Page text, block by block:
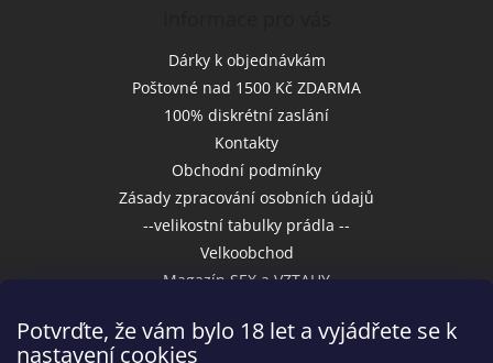
Potvrďte, že vám bylo 18 let a vyjádřete se k
nastavení cookies
Dárky k objednávkám
Poštovné nad 1500 Kč ZDARMA
100% diskrétní zaslání
Kontakty
Obchodní podmínky
Zásady zpracování osobních údajů
--velikostní tabulky prádla --
Velkoobchod
Magazín SEX a VZTAHY